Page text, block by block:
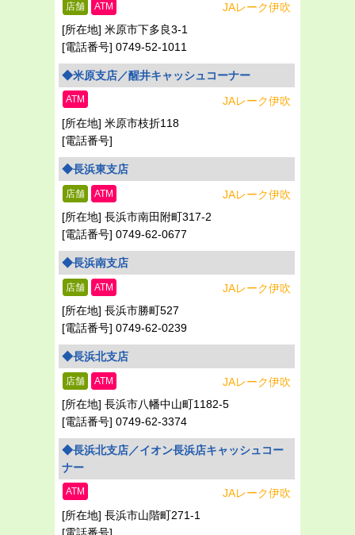
JAレーク伊吹
店舗 ATM
米原市下多良3-1
0749-52-1011
◆米原支店／醒井キャッシュコーナー
JAレーク伊吹
ATM
米原市枝折118
◆長浜東支店
JAレーク伊吹
店舗 ATM
長浜市南田附町317-2
0749-62-0677
◆長浜南支店
JAレーク伊吹
店舗 ATM
長浜市勝町527
0749-62-0239
◆長浜北支店
JAレーク伊吹
店舗 ATM
長浜市八幡中山町1182-5
0749-62-3374
◆長浜北支店／イオン長浜店キャッシュコー
ナー
JAレーク伊吹
ATM
長浜市山階町271-1